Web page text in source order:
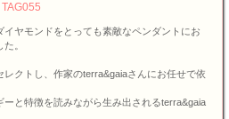
TAG055
イヤモンドをとっても素敵なペンダントにお
。
レクトし、作家のterra&gaiaさんにお任せで依
ーと特徴を読みながら生み出されるterra&gaia